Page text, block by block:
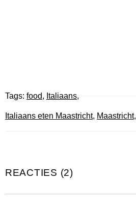
Tags: food, Italiaans,
Italiaans eten Maastricht, Maastricht,
REACTIES (2)